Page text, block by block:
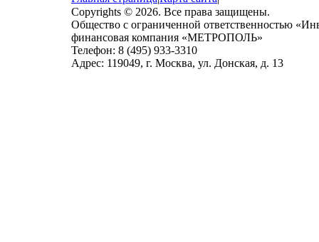
Copyrights © 2026. Все права защищены.
Общество с ограниченной ответственностью
финансовая компания «МЕТРОПОЛЬ»
Телефон: 8 (495) 933-3310
Адрес: 119049, г. Москва, ул. Донская, д. 13